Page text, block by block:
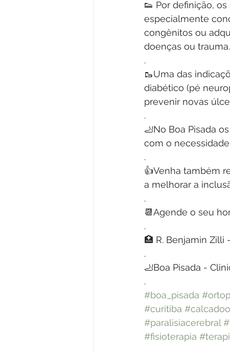
👟 Por definição,
especialmente
congênitos ou
doenças ou trauma.
.
🥾Uma das
diabético (pé
prevenir novas
.
🦶No Boa Pisada
com o
.
👍Venha também
a melhorar a
.
📆Agende o seu
.
🏥 R. Benjamin Zilli
.
🦶Boa Pisada -
.
#boa_pisada
#curitiba
#paralisiacerebral
#fisioterapia